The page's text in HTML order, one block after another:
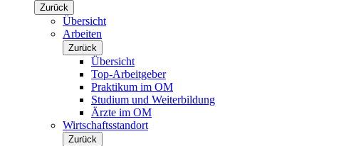
Zurück
Übersicht
Arbeiten
Zurück
Übersicht
Top-Arbeitgeber
Praktikum im OM
Studium und Weiterbildung
Ärzte im OM
Wirtschaftsstandort
Zurück